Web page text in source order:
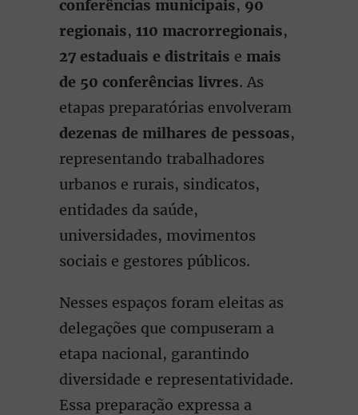
conferências municipais, 90
regionais, 110 macrorregionais,
27 estaduais e distritais e mais
de 50 conferências livres. As
etapas preparatórias envolveram
dezenas de milhares de pessoas,
representando trabalhadores
urbanos e rurais, sindicatos,
entidades da saúde,
universidades, movimentos
sociais e gestores públicos.
Nesses espaços foram eleitas as
delegações que compuseram a
etapa nacional, garantindo
diversidade e representatividade.
Essa preparação expressa a